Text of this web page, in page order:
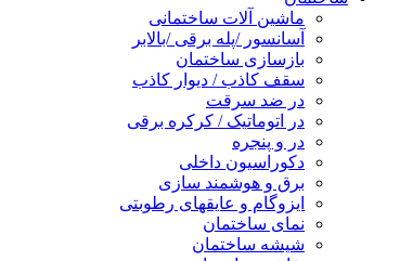
ماشین آلات ساختمانی
آسانسور /پله برقی /بالابر
بازسازی ساختمان
سقف کاذب / دیوار کاذب
در ضد سرقت
در اتوماتیک / کرکره برقی
در و پنجره
دکوراسیون داخلی
برق و هوشمند سازی
ایزوگام و عایقهای رطوبتی
نمای ساختمان
شیشه ساختمان